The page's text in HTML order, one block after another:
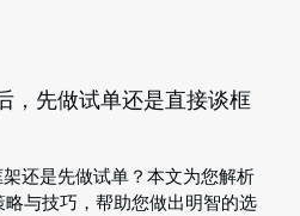
，先做试单还是直接谈框
还是先做试单？本文为您解析
与技巧，帮助您做出明智的选